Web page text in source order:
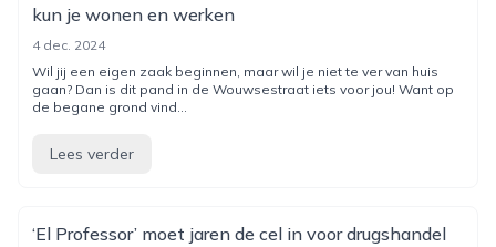
kun je wonen en werken
4 dec. 2024
Wil jij een eigen zaak beginnen, maar wil je niet te ver van huis
gaan? Dan is dit pand in de Wouwsestraat iets voor jou! Want op
de begane grond vind...
Lees verder
‘El Professor’ moet jaren de cel in voor drugshandel